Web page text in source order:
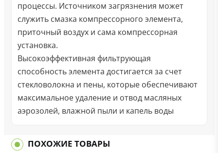
процессы. Источником загрязнения может
служить смазка компрессорного элемента,
приточный воздух и сама компрессорная
установка.
Высокоэффективная фильтрующая
способность элемента достигается за счет
стекловолокна и пены, которые обеспечивают
максимальное удаление и отвод масляных
аэрозолей, влажной пыли и капель воды
ПОХОЖИЕ ТОВАРЫ